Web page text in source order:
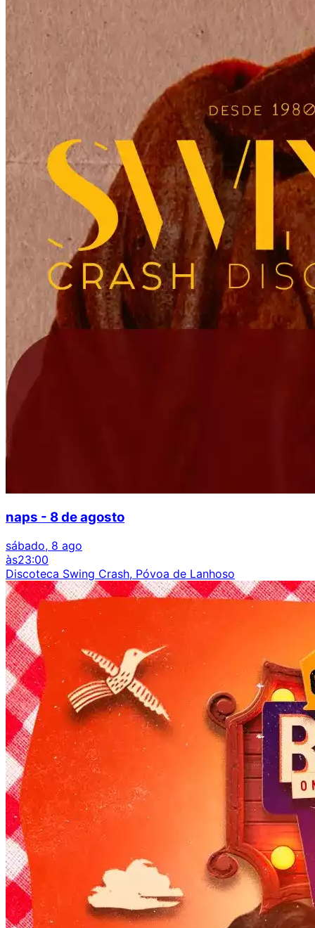
naps - 8 de agosto
sábado, 8 ago
às23:00
Discoteca Swing Crash, Póvoa de Lanhoso